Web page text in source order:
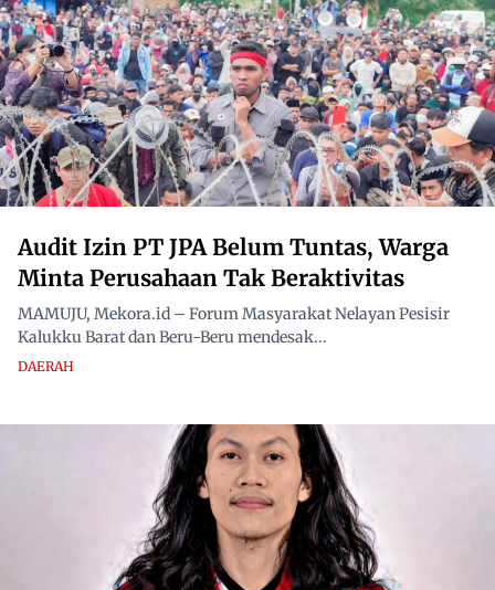
Audit Izin PT JPA Belum Tuntas, Warga
Minta Perusahaan Tak Beraktivitas
MAMUJU, Mekora.id – Forum Masyarakat Nelayan Pesisir
Kalukku Barat dan Beru-Beru mendesak...
DAERAH